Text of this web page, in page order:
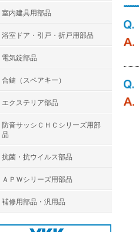
室内建具用部品
浴室ドア・引戸・折戸用部品
電気錠部品
合鍵（スペアキー）
エクステリア部品
防音サッシＣＨＣシリーズ用部
品
抗菌・抗ウイルス部品
ＡＰＷシリーズ用部品
補修用部品・汎用品